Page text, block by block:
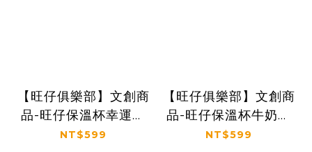
【旺仔俱樂部】文創商
品-旺仔保溫杯幸運款
200ml
NT$599
【旺仔俱樂部】文創商
品-旺仔保溫杯牛奶款
200ml
NT$599